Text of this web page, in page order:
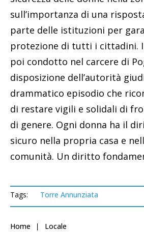
sull’importanza di una
parte delle istituzioni per
protezione di tutti i cittadini.
poi condotto nel carcere di
disposizione dell’autorità
drammatico episodio che
di restare vigili e solidali di
di genere. Ogni donna ha il
sicuro nella propria casa e
comunità. Un diritto
Tags: Torre Annunziata
Home Locale